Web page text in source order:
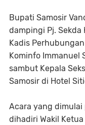
Bupati Samosir
dampingi Pj. Sekda
Kadis
Kominfo Immanuel
sambut Kepala
Samosir di Hotel
Acara yang
dihadiri Wakil Ketua